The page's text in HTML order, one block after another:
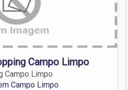
Campo Limpo
Campo Limpo
Campo Limpo